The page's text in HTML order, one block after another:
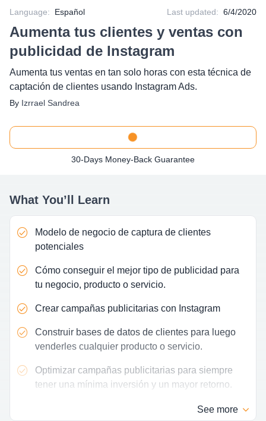
Language: Español Last updated: 6/4/2020
Aumenta tus clientes y ventas con
publicidad de Instagram
Aumenta tus ventas en tan solo horas con esta técnica de
captación de clientes usando Instagram Ads.
By Izrrael Sandrea
30-Days Money-Back Guarantee
What You’ll Learn
Modelo de negocio de captura de clientes
potenciales
Cómo conseguir el mejor tipo de publicidad para
tu negocio, producto o servicio.
Crear campañas publicitarias con Instagram
Construir bases de datos de clientes para luego
venderles cualquier producto o servicio.
Optimizar campañas publicitarias para siempre
tener una mínima inversión y un mayor retorno.
See more